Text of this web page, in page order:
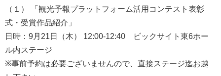
（１） 「観光予報プラットフォーム活用コンテスト表彰
式・受賞作品紹介」
日時：9月21日（木） 12:00-12:40 ビックサイト東6ホー
ル内ステージ
※事前予約は必要ございませんので、直接ステージ迄お越